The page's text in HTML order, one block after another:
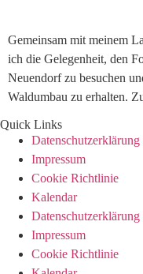
Gemeinsam mit meinem
ich die Gelegenheit, den
Neuendorf zu besuchen
Waldumbau zu erhalten.
Quick Links
Datenschutzerklärung
Impressum
Cookie Richtlinie
Kalendar
Datenschutzerklärung
Impressum
Cookie Richtlinie